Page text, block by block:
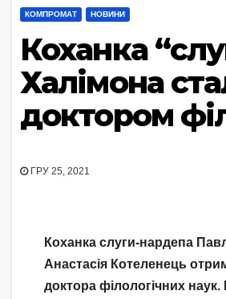
КОМПРОМАТ НОВИНИ
Коханка
Халімона
доктором
ГРУ 25, 2021
Коханка слуги-нардепа
Анастасія Котеленець
доктора філологічних